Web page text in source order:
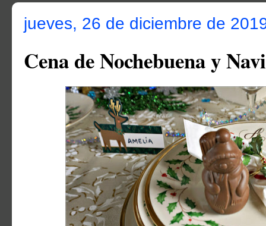
jueves, 26 de diciembre de
Cena de Nochebuena y